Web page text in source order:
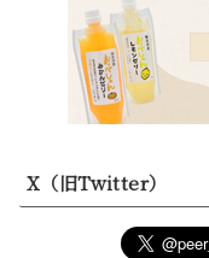
X（旧Twitter）